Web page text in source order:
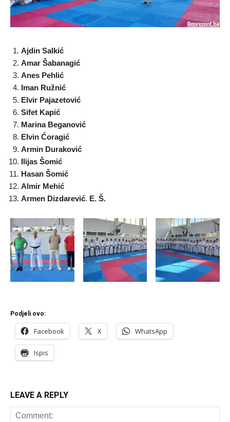
Ajdin Salkić
Amar Šabanagić
Anes Pehlić
Iman Ružnić
Elvir Pajazetović
Sifet Kapić
Marina Beganović
Elvin Ćoragić
Armin Duraković
Ilijas Šomić
Hasan Šomić
Almir Mehić
Armen Dizdarević. E. Š.
Podjeli ovo:
Facebook X WhatsApp
Ispis
LEAVE A REPLY